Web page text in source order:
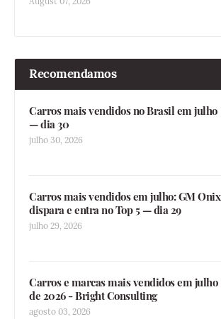
Recomendamos
Carros mais vendidos no Brasil em julho
— dia 30
julho 30, 2026
Carros mais vendidos em julho: GM Onix
dispara e entra no Top 5 — dia 29
julho 29, 2026
Carros e marcas mais vendidos em julho
de 2026 - Bright Consulting
agosto 03, 2026